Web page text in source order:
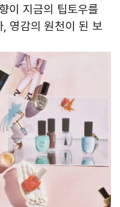
이 지금의 팁토우를
영감의 원천이 된 보